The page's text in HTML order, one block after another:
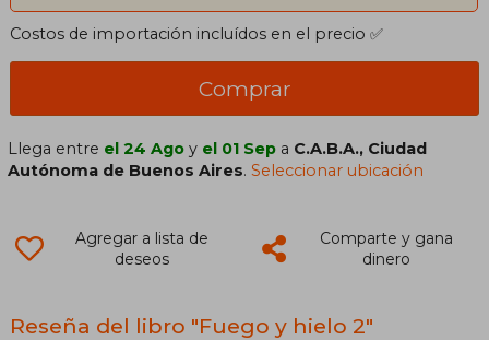
Costos de importación incluídos en el precio ✅
Comprar
Llega entre el 24 Ago y el 01 Sep a C.A.B.A., Ciudad
Autónoma de Buenos Aires.Seleccionar ubicación
Agregar a lista de
deseos
Comparte y gana
dinero
Reseña del libro "Fuego y hielo 2"